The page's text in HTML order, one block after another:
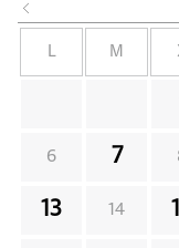
L M
6 7
13 14